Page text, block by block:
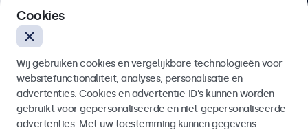
4.8/5 door 5000+ bedrijven
Nederlands
Verzenden
Cookies
Wij gebruiken cookies en vergelijkbare technologieën voor
websitefunctionaliteit, analyses, personalisatie en
advertenties. Cookies en advertentie-ID’s kunnen worden
gebruikt voor gepersonaliseerde en niet-gepersonaliseerde
advertenties. Met uw toestemming kunnen gegevens